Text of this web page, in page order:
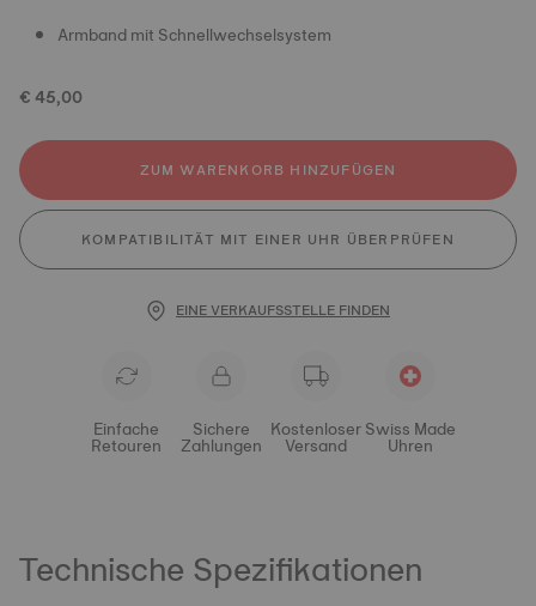
Armband mit Schnellwechselsystem
€ 45,00
ZUM WARENKORB HINZUFÜGEN
KOMPATIBILITÄT MIT EINER UHR ÜBERPRÜFEN
EINE VERKAUFSSTELLE FINDEN
Einfache
Retouren
Sichere
Zahlungen
Kostenloser
Versand
Swiss Made
Uhren
Technische Spezifikationen